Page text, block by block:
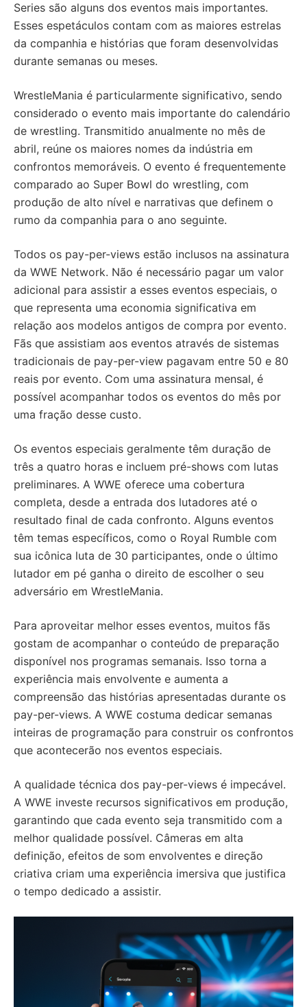
Series são alguns dos eventos mais importantes.
Esses espetáculos contam com as maiores estrelas
da companhia e histórias que foram desenvolvidas
durante semanas ou meses.
WrestleMania é particularmente significativo, sendo
considerado o evento mais importante do calendário
de wrestling. Transmitido anualmente no mês de
abril, reúne os maiores nomes da indústria em
confrontos memoráveis. O evento é frequentemente
comparado ao Super Bowl do wrestling, com
produção de alto nível e narrativas que definem o
rumo da companhia para o ano seguinte.
Todos os pay-per-views estão inclusos na assinatura
da WWE Network. Não é necessário pagar um valor
adicional para assistir a esses eventos especiais, o
que representa uma economia significativa em
relação aos modelos antigos de compra por evento.
Fãs que assistiam aos eventos através de sistemas
tradicionais de pay-per-view pagavam entre 50 e 80
reais por evento. Com uma assinatura mensal, é
possível acompanhar todos os eventos do mês por
uma fração desse custo.
Os eventos especiais geralmente têm duração de
três a quatro horas e incluem pré-shows com lutas
preliminares. A WWE oferece uma cobertura
completa, desde a entrada dos lutadores até o
resultado final de cada confronto. Alguns eventos
têm temas específicos, como o Royal Rumble com
sua icônica luta de 30 participantes, onde o último
lutador em pé ganha o direito de escolher o seu
adversário em WrestleMania.
Para aproveitar melhor esses eventos, muitos fãs
gostam de acompanhar o conteúdo de preparação
disponível nos programas semanais. Isso torna a
experiência mais envolvente e aumenta a
compreensão das histórias apresentadas durante os
pay-per-views. A WWE costuma dedicar semanas
inteiras de programação para construir os confrontos
que acontecerão nos eventos especiais.
A qualidade técnica dos pay-per-views é impecável.
A WWE investe recursos significativos em produção,
garantindo que cada evento seja transmitido com a
melhor qualidade possível. Câmeras em alta
definição, efeitos de som envolventes e direção
criativa criam uma experiência imersiva que justifica
o tempo dedicado a assistir.